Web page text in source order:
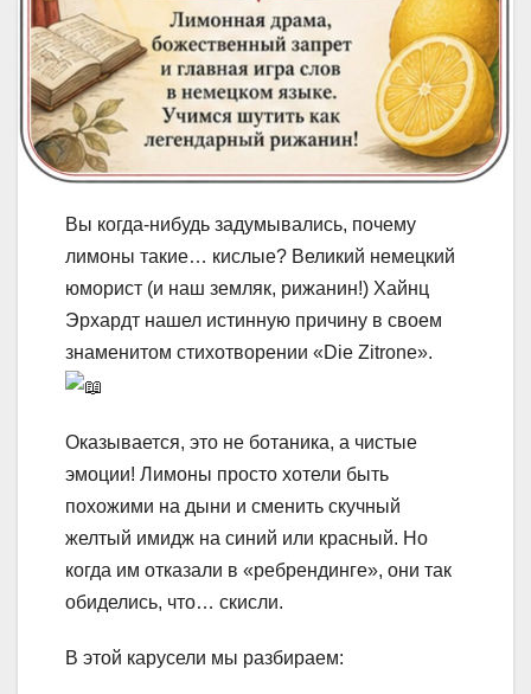
Вы когда-нибудь задумывались, почему
лимоны такие… кислые? Великий немецкий
юморист (и наш земляк, рижанин!) Хайнц
Эрхардт нашел истинную причину в своем
знаменитом стихотворении «Die Zitrone».
Оказывается, это не ботаника, а чистые
эмоции! Лимоны просто хотели быть
похожими на дыни и сменить скучный
желтый имидж на синий или красный. Но
когда им отказали в «ребрендинге», они так
обиделись, что… скисли.
В этой карусели мы разбираем: